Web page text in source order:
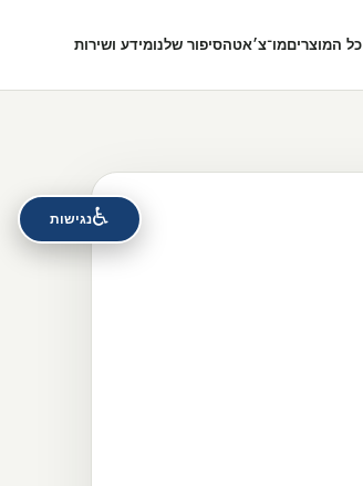
כל המוצריםמו־צ׳אטהסיפור שלנומידע ושירות
♿נגישות